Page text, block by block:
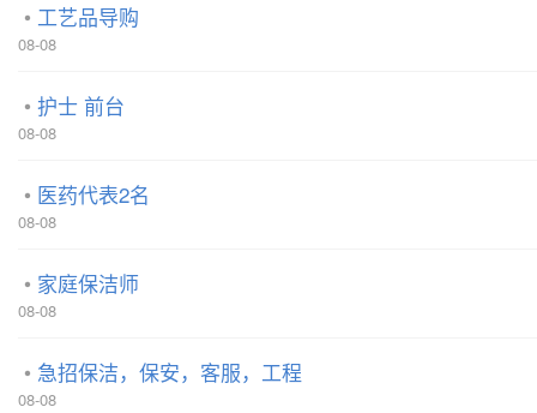
工艺品导购
08-08
护士 前台
08-08
医药代表2名
08-08
家庭保洁师
08-08
急招保洁，保安，客服，工程
08-08